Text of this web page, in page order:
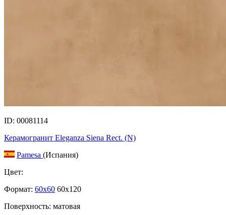
ID: 00081114
Керамогранит Eleganza Siena Rect. (N)
Pamesa (Испания)
Цвет:
Формат: 60x60 60x120
Поверхность: матовая